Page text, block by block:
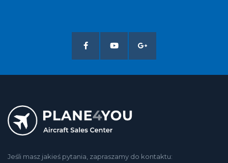
Jeśli masz jakieś pytania, zapraszamy do kontaktu: